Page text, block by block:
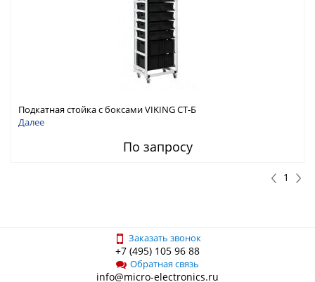
Подкатная стойка с боксами VIKING СТ-Б
Далее
По запросу
1
Заказать звонок
+7 (495) 105 96 88
Обратная связь
info@micro-electronics.ru